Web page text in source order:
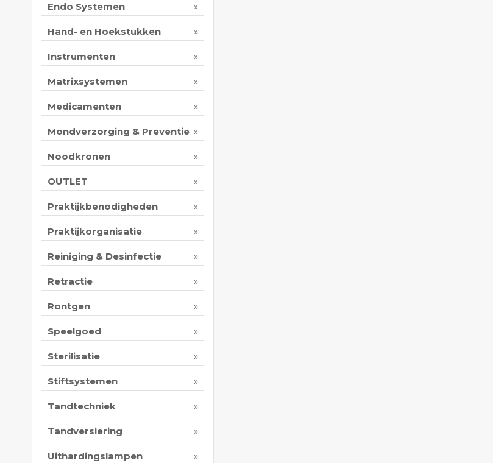
Endo Systemen
Hand- en Hoekstukken
Instrumenten
Matrixsystemen
Medicamenten
Mondverzorging & Preventie
Noodkronen
OUTLET
Praktijkbenodigheden
Praktijkorganisatie
Reiniging & Desinfectie
Retractie
Rontgen
Speelgoed
Sterilisatie
Stiftsystemen
Tandtechniek
Tandversiering
Uithardingslampen